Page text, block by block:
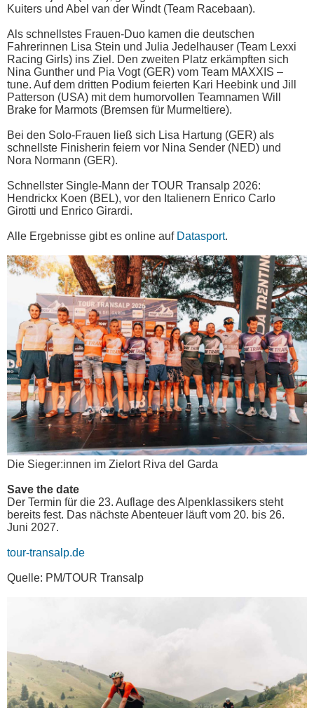
Kuiters und Abel van der Windt (Team Racebaan).
Als schnellstes Frauen-Duo kamen die deutschen
Fahrerinnen Lisa Stein und Julia Jedelhauser (Team Lexxi
Racing Girls) ins Ziel. Den zweiten Platz erkämpften sich
Nina Gunther und Pia Vogt (GER) vom Team MAXXIS –
tune. Auf dem dritten Podium feierten Kari Heebink und Jill
Patterson (USA) mit dem humorvollen Teamnamen Will
Brake for Marmots (Bremsen für Murmeltiere).
Bei den Solo-Frauen ließ sich Lisa Hartung (GER) als
schnellste Finisherin feiern vor Nina Sender (NED) und
Nora Normann (GER).
Schnellster Single-Mann der TOUR Transalp 2026:
Hendrickx Koen (BEL), vor den Italienern Enrico Carlo
Girotti und Enrico Girardi.
Alle Ergebnisse gibt es online auf Datasport.
Die Sieger:innen im Zielort Riva del Garda
Save the date
Der Termin für die 23. Auflage des Alpenklassikers steht
bereits fest. Das nächste Abenteuer läuft vom 20. bis 26.
Juni 2027.
tour-transalp.de
Quelle: PM/TOUR Transalp